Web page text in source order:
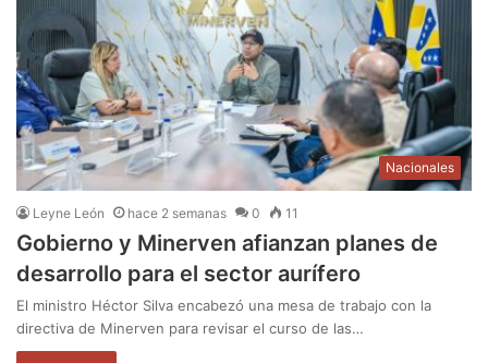
Nacionales
Leyne León hace 2 semanas 0 11
Gobierno y Minerven afianzan planes de
desarrollo para el sector aurífero
El ministro Héctor Silva encabezó una mesa de trabajo con la
directiva de Minerven para revisar el curso de las…